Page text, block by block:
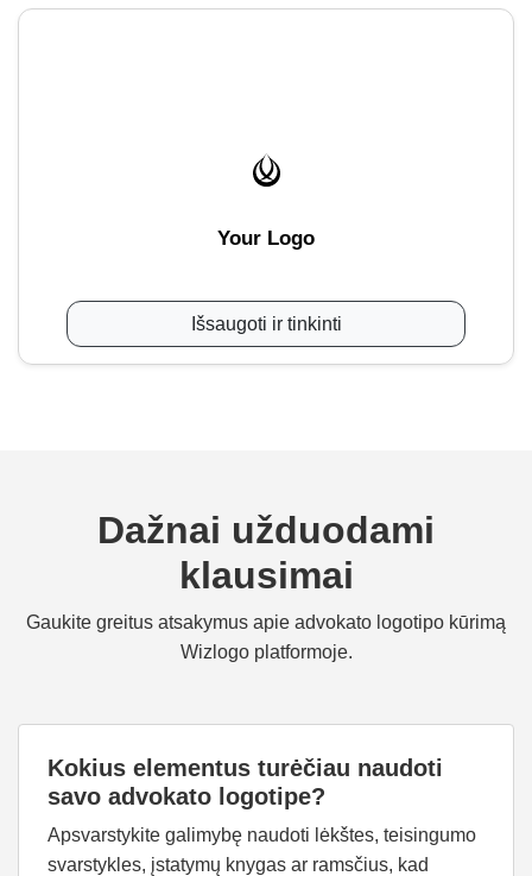
Your Logo
Išsaugoti ir tinkinti
Dažnai užduodami
klausimai
Gaukite greitus atsakymus apie advokato logotipo kūrimą
Wizlogo platformoje.
Kokius elementus turėčiau naudoti
savo advokato logotipe?
Apsvarstykite galimybę naudoti lėkštes, teisingumo
svarstykles, įstatymų knygas ar ramsčius, kad